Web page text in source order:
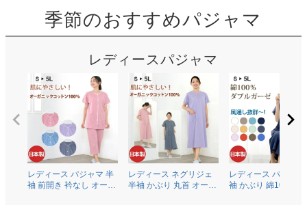
季節のおすすめパジャマ
レディースパジャマ
レディース パジャマ 半
袖 前開き 衿なし オーガ
レディース ネグリジェ
半袖 かぶり 丸首 オーガ
レディース パジャマ
袖 かぶり 綿100％二